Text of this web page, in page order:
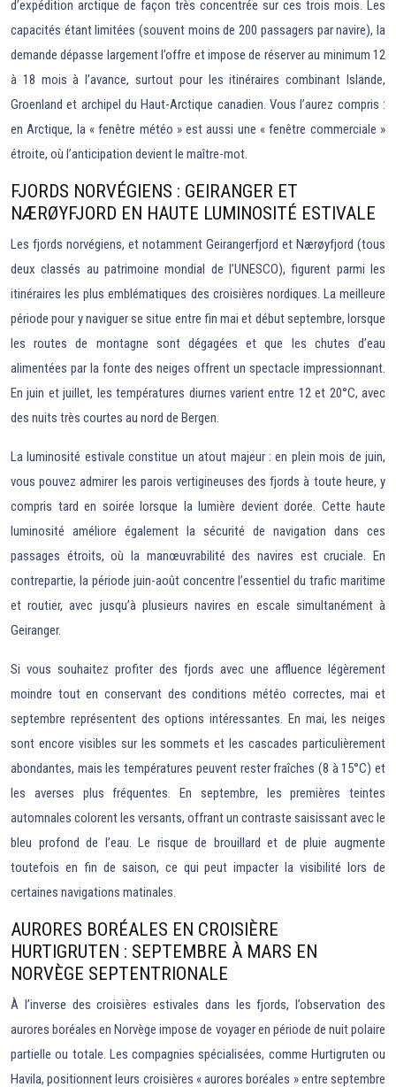
d’expédition arctique de façon très concentrée sur ces trois mois. Les
capacités étant limitées (souvent moins de 200 passagers par navire), la
demande dépasse largement l’offre et impose de réserver au minimum 12
à 18 mois à l’avance, surtout pour les itinéraires combinant Islande,
Groenland et archipel du Haut-Arctique canadien. Vous l’aurez compris :
en Arctique, la « fenêtre météo » est aussi une « fenêtre commerciale »
étroite, où l’anticipation devient le maître-mot.
FJORDS NORVÉGIENS : GEIRANGER ET
NÆRØYFJORD EN HAUTE LUMINOSITÉ ESTIVALE
Les fjords norvégiens, et notamment Geirangerfjord et Nærøyfjord (tous
deux classés au patrimoine mondial de l’UNESCO), figurent parmi les
itinéraires les plus emblématiques des croisières nordiques. La meilleure
période pour y naviguer se situe entre fin mai et début septembre, lorsque
les routes de montagne sont dégagées et que les chutes d’eau
alimentées par la fonte des neiges offrent un spectacle impressionnant.
En juin et juillet, les températures diurnes varient entre 12 et 20°C, avec
des nuits très courtes au nord de Bergen.
La luminosité estivale constitue un atout majeur : en plein mois de juin,
vous pouvez admirer les parois vertigineuses des fjords à toute heure, y
compris tard en soirée lorsque la lumière devient dorée. Cette haute
luminosité améliore également la sécurité de navigation dans ces
passages étroits, où la manœuvrabilité des navires est cruciale. En
contrepartie, la période juin-août concentre l’essentiel du trafic maritime
et routier, avec jusqu’à plusieurs navires en escale simultanément à
Geiranger.
Si vous souhaitez profiter des fjords avec une affluence légèrement
moindre tout en conservant des conditions météo correctes, mai et
septembre représentent des options intéressantes. En mai, les neiges
sont encore visibles sur les sommets et les cascades particulièrement
abondantes, mais les températures peuvent rester fraîches (8 à 15°C) et
les averses plus fréquentes. En septembre, les premières teintes
automnales colorent les versants, offrant un contraste saisissant avec le
bleu profond de l’eau. Le risque de brouillard et de pluie augmente
toutefois en fin de saison, ce qui peut impacter la visibilité lors de
certaines navigations matinales.
AURORES BORÉALES EN CROISIÈRE
HURTIGRUTEN : SEPTEMBRE À MARS EN
NORVÈGE SEPTENTRIONALE
À l’inverse des croisières estivales dans les fjords, l’observation des
aurores boréales en Norvège impose de voyager en période de nuit polaire
partielle ou totale. Les compagnies spécialisées, comme Hurtigruten ou
Havila, positionnent leurs croisières « aurores boréales » entre septembre